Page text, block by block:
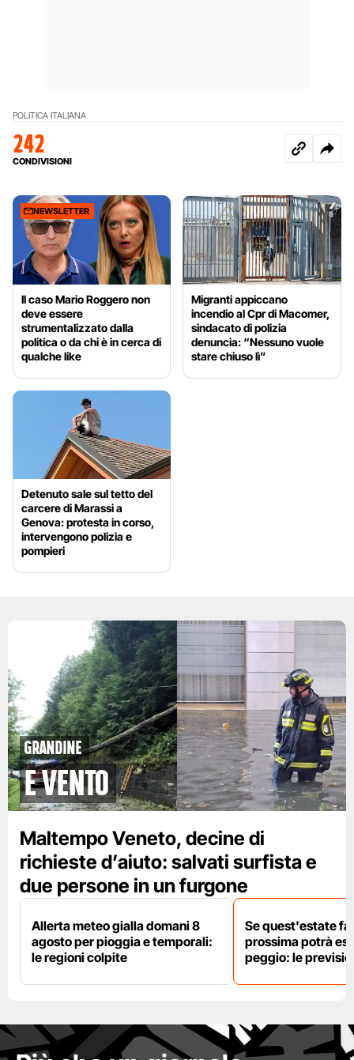
POLITICA ITALIANA
242
CONDIVISIONI
NEWSLETTER
Il caso Mario Roggero non
deve essere
strumentalizzato dalla
politica o da chi è in cerca di
qualche like
Migranti appiccano
incendio al Cpr di Macomer,
sindacato di polizia
denuncia: “Nessuno vuole
stare chiuso lì”
Detenuto sale sul tetto del
carcere di Marassi a
Genova: protesta in corso,
intervengono polizia e
pompieri
grandine
e vento
Maltempo Veneto, decine di
richieste d’aiuto: salvati surfista e
due persone in un furgone
Allerta meteo gialla domani 8
agosto per pioggia e temporali:
le regioni colpite
Se quest'estate fa
prossima potrà
peggio: le